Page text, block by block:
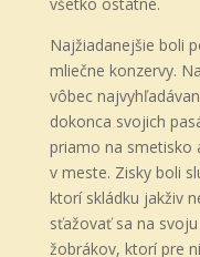
Najžiadanejšie boli
mliečne konzervy.
vôbec
dokonca svojich
priamo na smetisko
v meste. Zisky boli
ktorí skládku jakživ
sťažovať sa na
žobrákov, ktorí pre